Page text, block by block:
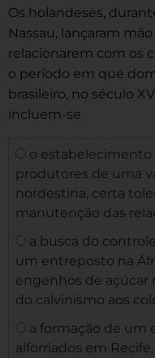
Os holandeses,
Nassau, lançaram
relacionarem com os
o período em que
brasileiro, no século
incluem-se
o estabelecimento
produtores de uma
nordestina, certa
manutenção das
a busca do
um entreposto na
engenhos de açúcar
do calvinismo aos
a formação de um
alforriados em